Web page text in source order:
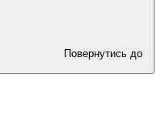
Повернутись до